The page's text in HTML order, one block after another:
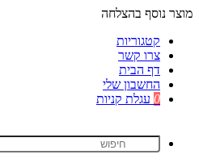
מוצר נוסף בהצלחה
קטגוריות
צרו קשר
דף הבית
החשבון שלי
0 עגלת קניות